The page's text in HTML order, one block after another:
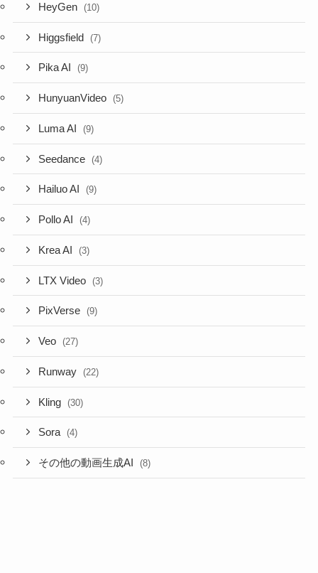
HeyGen (10)
Higgsfield (7)
Pika AI (9)
HunyuanVideo (5)
Luma AI (9)
Seedance (4)
Hailuo AI (9)
Pollo AI (4)
Krea AI (3)
LTX Video (3)
PixVerse (9)
Veo (27)
Runway (22)
Kling (30)
Sora (4)
その他の動画生成AI (8)